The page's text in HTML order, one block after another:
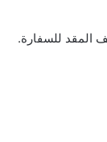
المقد للسفارة.